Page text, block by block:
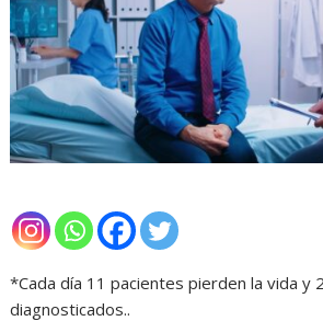
*Cada día 11 pacientes pierden la vida y
diagnosticados..